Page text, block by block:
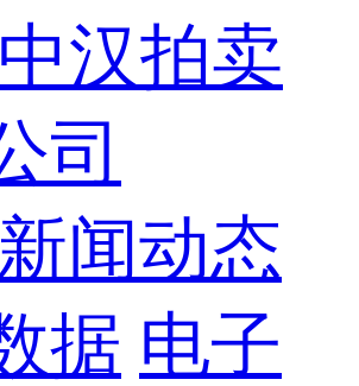
新闻动态
据 电子